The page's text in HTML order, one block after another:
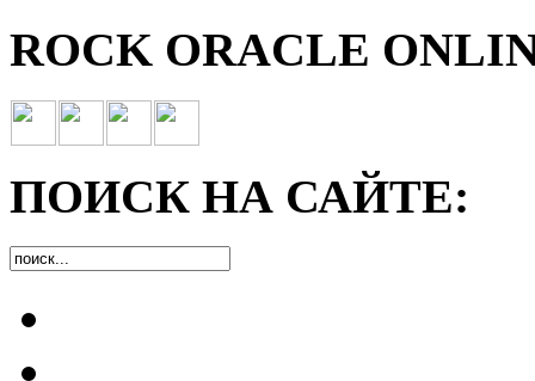
ROCK ORACLE
ПОИСК НА САЙТЕ: